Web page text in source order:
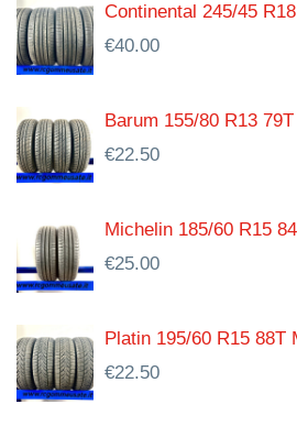
Continental 245/45
€40.00
Barum 155/80 R13 79T
€22.50
Michelin 185/60 R15
€25.00
Platin 195/60 R15 88T
€22.50